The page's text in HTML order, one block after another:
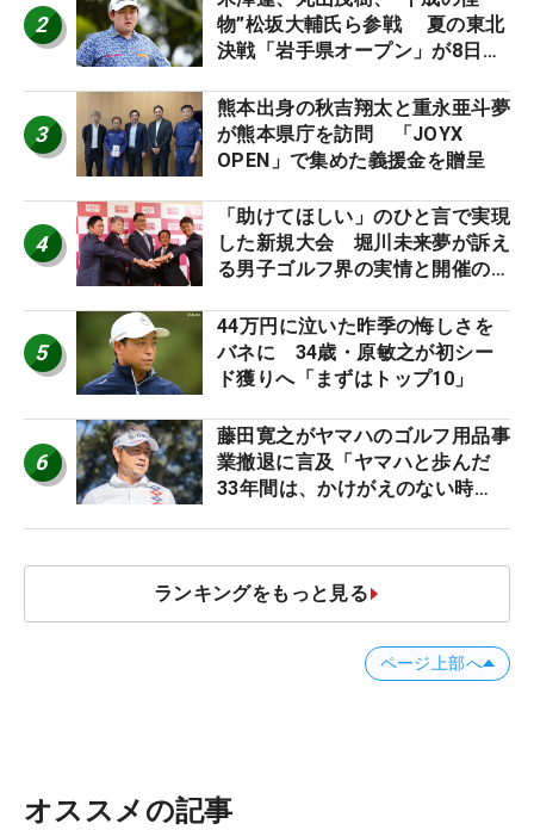
2
物”松坂大輔氏ら参戦 夏の東北
決戦「岩手県オープン」が8日開
3
熊本出身の秋吉翔太と重永亜斗夢
が熊本県庁を訪問 「JOYX
OPEN」で集めた義援金を贈呈
4
「助けてほしい」のひと言で実現
した新規大会 堀川未来夢が訴え
る男子ゴルフ界の実情と開催の舞
5
44万円に泣いた昨季の悔しさを
バネに 34歳・原敏之が初シー
ド獲りへ「まずはトップ10」
6
藤田寛之がヤマハのゴルフ用品事
業撤退に言及「ヤマハと歩んだ
33年間は、かけがえのない時
ランキングをもっと見る
ページ上部へ
オススメの記事